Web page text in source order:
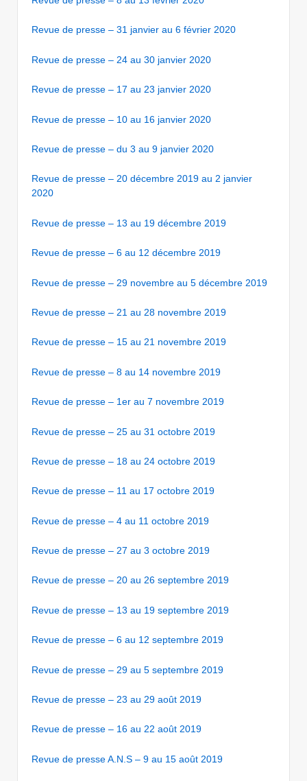
Revue de presse – 31 janvier au 6 février 2020
Revue de presse – 24 au 30 janvier 2020
Revue de presse – 17 au 23 janvier 2020
Revue de presse – 10 au 16 janvier 2020
Revue de presse – du 3 au 9 janvier 2020
Revue de presse – 20 décembre 2019 au 2 janvier
2020
Revue de presse – 13 au 19 décembre 2019
Revue de presse – 6 au 12 décembre 2019
Revue de presse – 29 novembre au 5 décembre 2019
Revue de presse – 21 au 28 novembre 2019
Revue de presse – 15 au 21 novembre 2019
Revue de presse – 8 au 14 novembre 2019
Revue de presse – 1er au 7 novembre 2019
Revue de presse – 25 au 31 octobre 2019
Revue de presse – 18 au 24 octobre 2019
Revue de presse – 11 au 17 octobre 2019
Revue de presse – 4 au 11 octobre 2019
Revue de presse – 27 au 3 octobre 2019
Revue de presse – 20 au 26 septembre 2019
Revue de presse – 13 au 19 septembre 2019
Revue de presse – 6 au 12 septembre 2019
Revue de presse – 29 au 5 septembre 2019
Revue de presse – 23 au 29 août 2019
Revue de presse – 16 au 22 août 2019
Revue de presse A.N.S – 9 au 15 août 2019